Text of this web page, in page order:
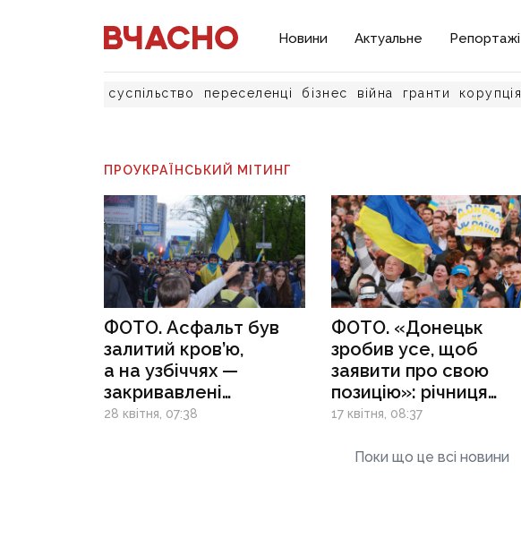
Новини Актуальне Репортажі
суспільство переселенці бізнес війна гранти корупція
ПРОУКРАЇНСЬКИЙ МІТИНГ
ФОТО. Асфальт був
залитий кров’ю,
а на узбіччях —
закривавлені
прапори: спогади про
28 квітня, 07:38
ФОТО. «Донецьк
зробив усе, щоб
заявити про свою
позицію»: річниця
останнього мирного
17 квітня, 08:37
Поки що це всі новини